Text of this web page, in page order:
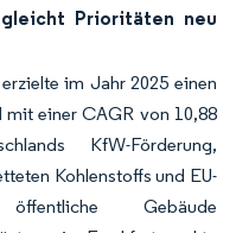
Prioritäten neu
im Jahr 2025 einen
mit einer CAGR von 10,88
KfW-Förderung,
Kohlenstoffs und EU-
Gebäude